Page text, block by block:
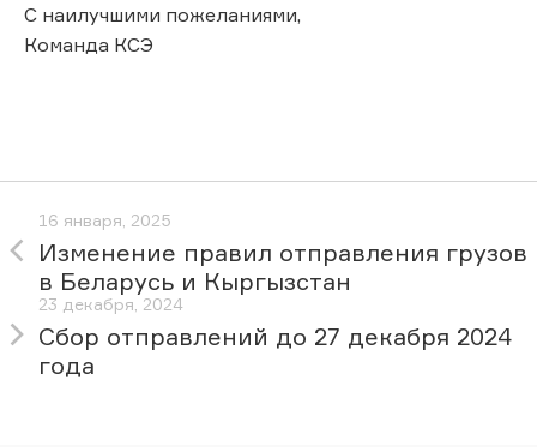
С наилучшими пожеланиями,
Команда КСЭ
16 января, 2025
Изменение правил отправления грузов
в Беларусь и Кыргызстан
23 декабря, 2024
Сбор отправлений до 27 декабря 2024
года